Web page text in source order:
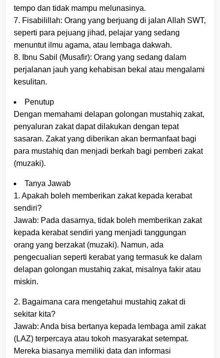
tempo dan tidak mampu melunasinya.
7. Fisabilillah: Orang yang berjuang di jalan Allah SWT,
seperti para pejuang jihad, pelajar yang sedang
menuntut ilmu agama, atau lembaga dakwah.
8. Ibnu Sabil (Musafir): Orang yang sedang dalam
perjalanan jauh yang kehabisan bekal atau mengalami
kesulitan.
Penutup
Dengan memahami delapan golongan mustahiq zakat,
penyaluran zakat dapat dilakukan dengan tepat
sasaran. Zakat yang diberikan akan bermanfaat bagi
para mustahiq dan menjadi berkah bagi pemberi zakat
(muzaki).
Tanya Jawab
1. Apakah boleh memberikan zakat kepada kerabat
sendiri?
Jawab: Pada dasarnya, tidak boleh memberikan zakat
kepada kerabat sendiri yang menjadi tanggungan
orang yang berzakat (muzaki). Namun, ada
pengecualian seperti kerabat yang termasuk ke dalam
delapan golongan mustahiq zakat, misalnya fakir atau
miskin.
2. Bagaimana cara mengetahui mustahiq zakat di
sekitar kita?
Jawab: Anda bisa bertanya kepada lembaga amil zakat
(LAZ) terpercaya atau tokoh masyarakat setempat.
Mereka biasanya memiliki data dan informasi